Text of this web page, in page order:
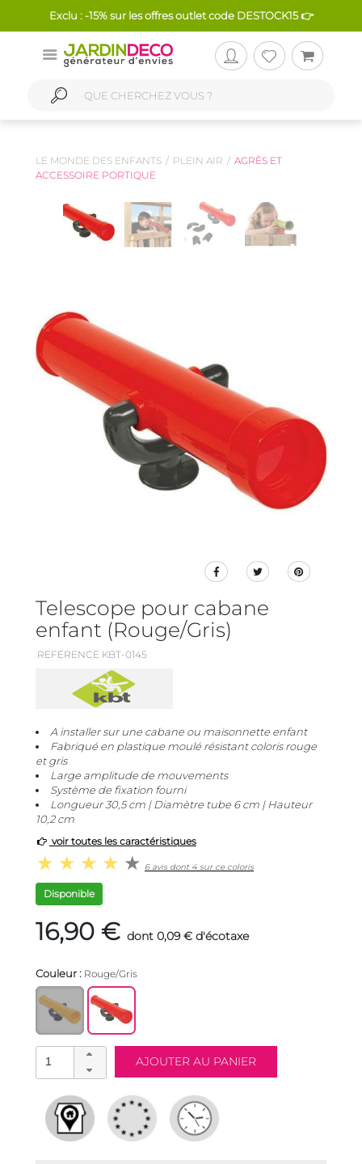
Exclu : -15% sur les offres outlet code DESTOCK15 👉
LE MONDE DES ENFANTS PLEIN AIR
AGRÈS ET
ACCESSOIRE PORTIQUE
Telescope pour cabane
enfant (Rouge/Gris)
REFERENCE KBT-0145
A installer sur une cabane ou maisonnette enfant
Fabriqué en plastique moulé résistant coloris rouge
et gris
Large amplitude de mouvements
Système de fixation fourni
Longueur 30,5 cm | Diamètre tube 6 cm | Hauteur
10,2 cm
voir toutes les caractéristiques
6 avis dont 4 sur ce coloris
Disponible
16,90 € dont 0,09 € d'écotaxe
Couleur : Rouge/Gris